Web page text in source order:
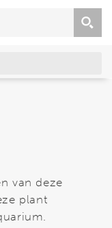
van deze
plant